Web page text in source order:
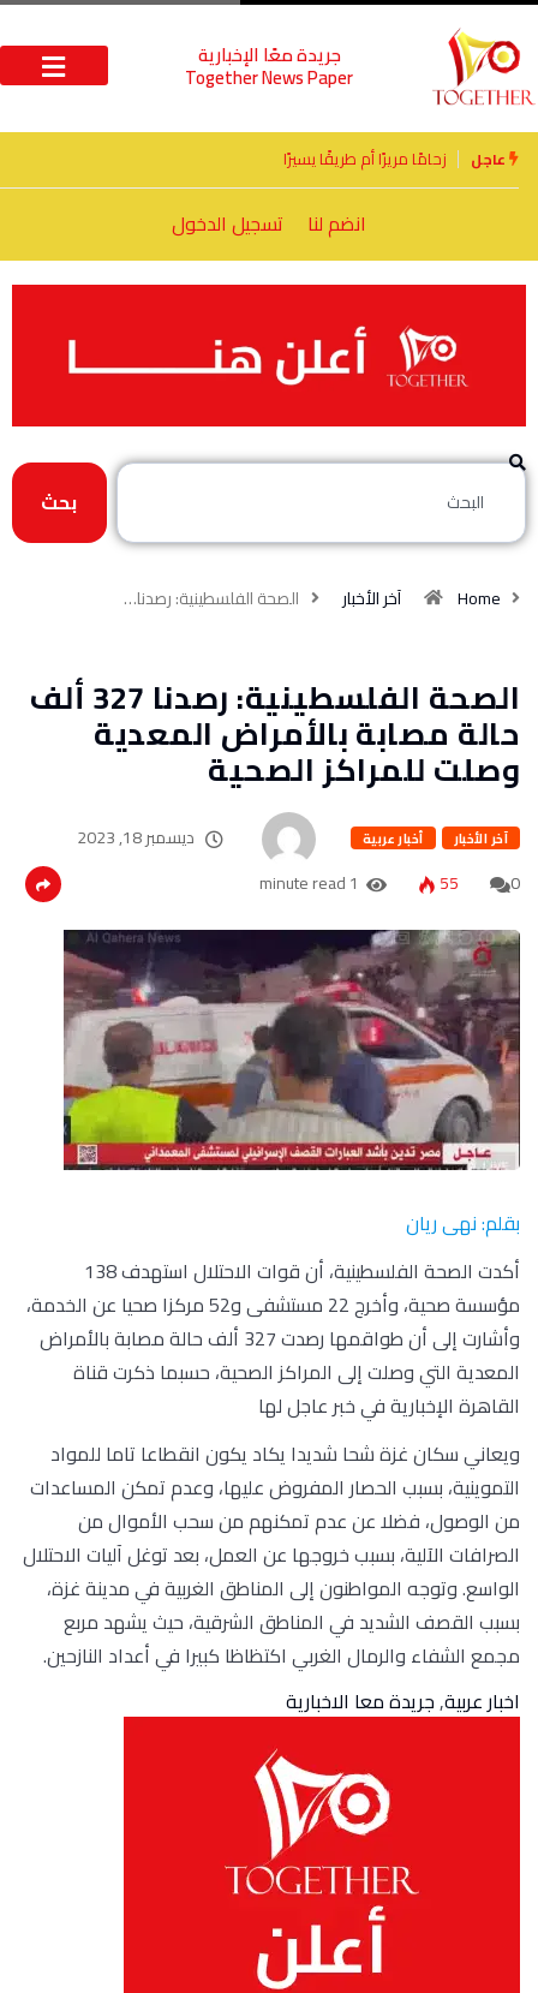
جريدة معًا الإخبارية
Together News Paper
عاجل الأخوة الأعداء وحتمًا لابد من لقاء
انضم لنا تسجيل الدخول
بحث
Home آخر الأخبار الصحة الفلسطينية: رصدنا…
الصحة الفلسطينية: رصدنا 327 ألف
حالة مصابة بالأمراض المعدية
وصلت للمراكز الصحية
آخر الأخبار أخبار عربية
ديسمبر 18, 2023
0
55
1 minute read
بقلم: نهى ريان
أكدت الصحة الفلسطينية، أن قوات الاحتلال استهدف 138
مؤسسة صحية، وأخرج 22 مستشفى و52 مركزا صحيا عن الخدمة،
وأشارت إلى أن طواقمها رصدت 327 ألف حالة مصابة بالأمراض
المعدية التي وصلت إلى المراكز الصحية، حسبما ذكرت قناة
القاهرة الإخبارية في خبر عاجل لها
ويعاني سكان غزة شحا شديدا يكاد يكون انقطاعا تاما للمواد
التموينية، بسبب الحصار المفروض عليها، وعدم تمكن المساعدات
من الوصول، فضلا عن عدم تمكنهم من سحب الأموال من
الصرافات الآلية، بسبب خروجها عن العمل، بعد توغل آليات الاحتلال
الواسع. وتوجه المواطنون إلى المناطق الغربية في مدينة غزة،
بسبب القصف الشديد في المناطق الشرقية، حيث يشهد مربع
مجمع الشفاء والرمال الغربي اكتظاظا كبيرا في أعداد النازحين.
اخبار عربية,جريدة معا الاخبارية